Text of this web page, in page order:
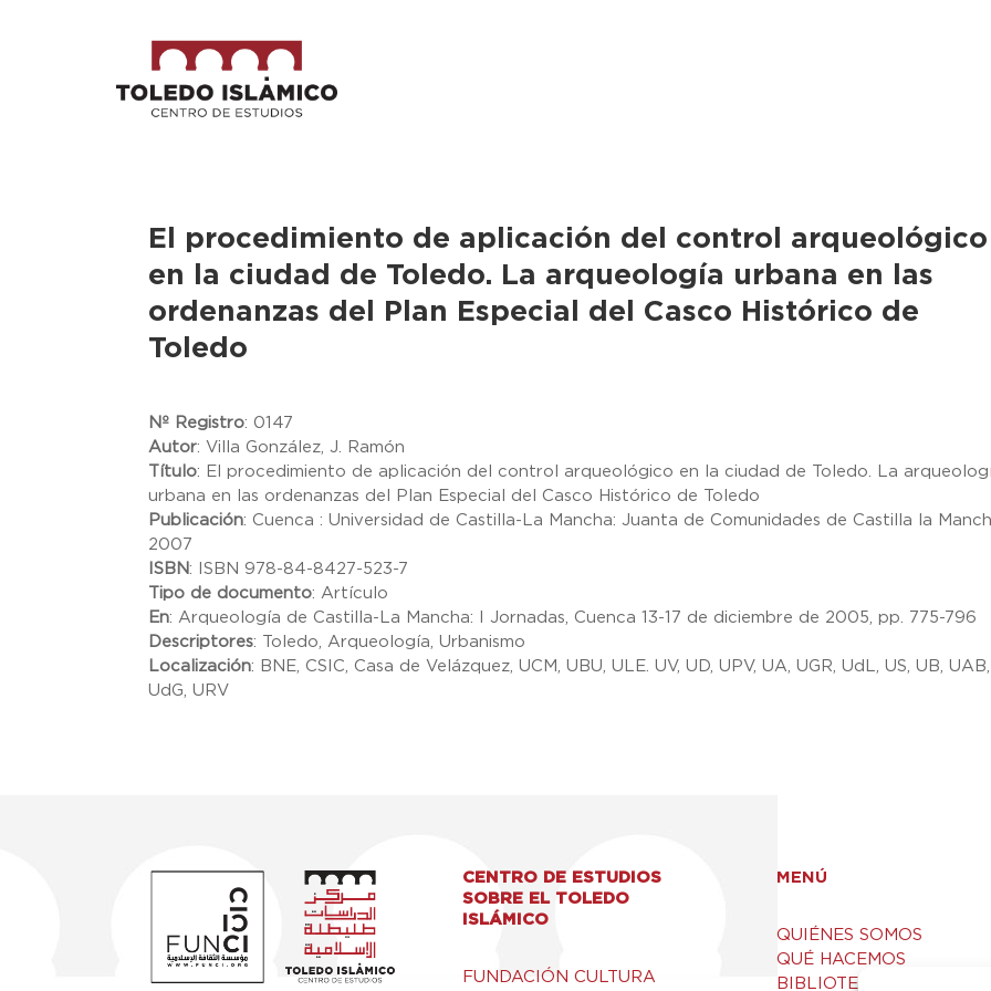
El procedimiento de aplicación del control arqueológico
en la ciudad de Toledo. La arqueología urbana en las
ordenanzas del Plan Especial del Casco Histórico de
Toledo
Nº Registro:0147
Autor: Villa González, J. Ramón
Título: El procedimiento de aplicación del control arqueológico en la ciudad de Toledo. La
urbana en las ordenanzas del Plan Especial del Casco Histórico de Toledo
Publicación: Cuenca : Universidad de Castilla-La Mancha: Juanta de Comunidades de Castilla la
2007
ISBN:
ISBN 978-84-8427-523-7
Tipo de documento:Artículo
En:Arqueología de Castilla-La Mancha: I Jornadas, Cuenca 13-17 de diciembre de 2005, pp. 775-796
Descriptores:
Toledo, Arqueología, Urbanismo
Localización: BNE, CSIC, Casa de Velázquez, UCM, UBU, ULE. UV, UD, UPV, UA, UGR, UdL, US, UB, UAB,
UdG, URV
CENTRO DE ESTUDIOS
SOBRE EL TOLEDO
ISLÁMICO
FUNDACIÓN CULTURA
MENÚ
QUIÉNES SOMOS
QUÉ HACEMOS
BIBLIOTECA Y